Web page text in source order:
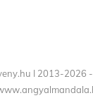
I 2013-2026